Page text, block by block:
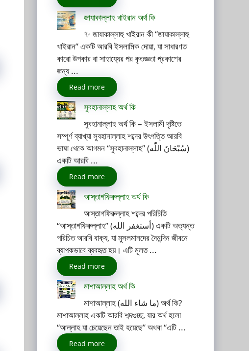
জাযাকাল্লাহ খাইরান অর্থ কি
✨ জাযাকাল্লাহু খাইরান কী “জাযাকাল্লাহু
খাইরান” একটি আরবি ইসলামিক দোয়া, যা সাধারণত
কারো উপকার বা সাহায্যের পর কৃতজ্ঞতা প্রকাশের
জন্য ...
Read more
সুবহানাল্লাহ অর্থ কি
সুবহানাল্লাহ অর্থ কি – ইসলামী দৃষ্টিতে
সম্পূর্ণ ব্যাখ্যা সুবহানাল্লাহ শব্দের উৎপত্তি আরবি
ভাষা থেকে আগমন “সুবহানাল্লাহ” (سُبْحَانَ اللّٰه)
একটি আরবি ...
Read more
আস্তাগফিরুল্লাহ অর্থ কি
আস্তাগফিরুল্লাহ শব্দের পরিচিতি
“আস্তাগফিরুল্লাহ” (أستغفر الله) একটি অত্যন্ত
পরিচিত আরবি বাক্য, যা মুসলমানদের দৈনন্দিন জীবনে
ব্যাপকভাবে ব্যবহৃত হয়। এটি মূলত ...
Read more
মাশাআল্লাহ অর্থ কি
মাশাআল্লাহ (ما شاء الله) অর্থ কি?
মাশাআল্লাহ একটি আরবি শব্দগুচ্ছ, যার অর্থ হলো
“আল্লাহ যা চেয়েছেন তাই হয়েছে” অথবা “এটি ...
Read more